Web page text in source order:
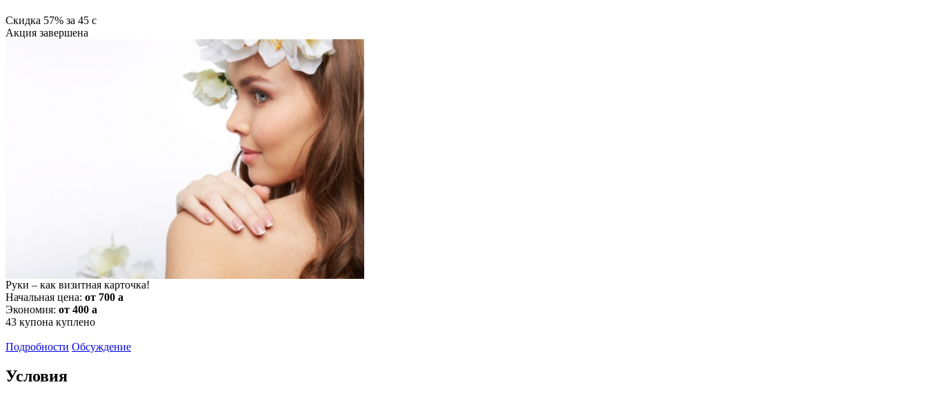
Скидка 57% за 45 c
Акция завершена
Руки – как визитная карточка!
Начальная цена: от 700 a
Экономия: от 400 a
43 купона куплено
Подробности Обсуждение
Условия